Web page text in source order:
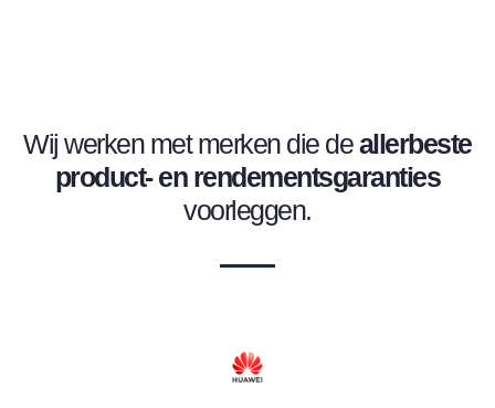
Wij werken met merken die deallerbeste
product- en rendementsgaranties
voorleggen.